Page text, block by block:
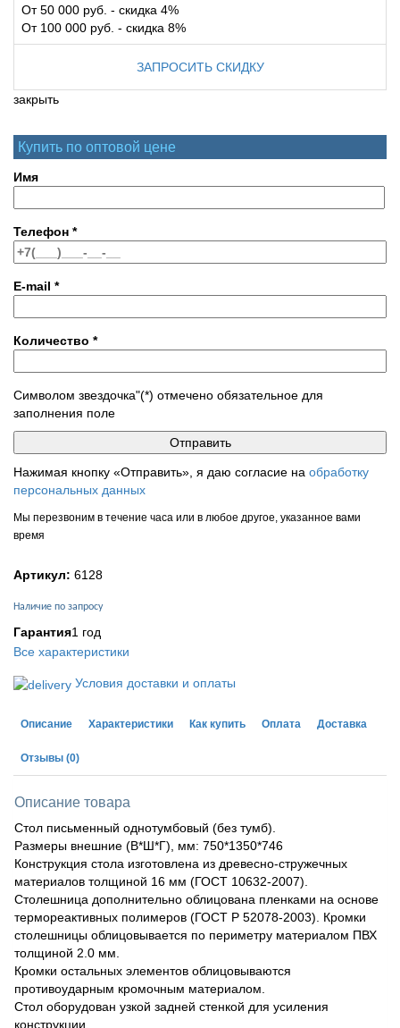
От 50 000 руб. - скидка 4%
От 100 000 руб. - скидка 8%
ЗАПРОСИТЬ СКИДКУ
закрыть
Купить по оптовой цене
Имя
Телефон *
E-mail *
Количество *
Символом звездочка"(*) отмечено обязательное для
заполнения поле
Нажимая кнопку «Отправить», я даю согласие на обработку
персональных данных
Мы перезвоним в течение часа или в любое другое, указанное вами
время
Артикул: 6128
Наличие по запросу
Гарантия1 год
Все характеристики
Условия доставки и оплаты
Описание Характеристики Как купить Оплата Доставка
Отзывы (0)
Описание товара
Стол письменный однотумбовый (без тумб).
Размеры внешние (В*Ш*Г), мм: 750*1350*746
Конструкция стола изготовлена из древесно-стружечных
материалов толщиной 16 мм (ГОСТ 10632-2007).
Столешница дополнительно облицована пленками на основе
термореактивных полимеров (ГОСТ Р 52078-2003). Кромки
столешницы облицовывается по периметру материалом ПВХ
толщиной 2.0 мм.
Кромки остальных элементов облицовываются
противоударным кромочным материалом.
Стол оборудован узкой задней стенкой для усиления
конструкции.